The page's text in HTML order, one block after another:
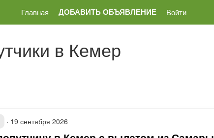
Главная ДОБАВИТЬ ОБЪЯВЛЕНИЕ Войти
в Кемер
· 19 сентября 2026